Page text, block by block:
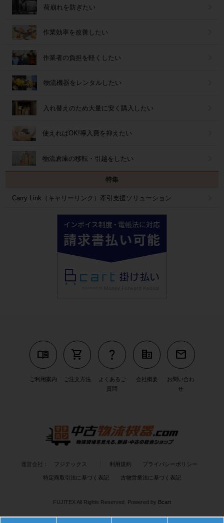
荷崩れを防ぎたい
作業効率を改善したい
作業者の負担を軽くしたい
物流機器をレンタルしたい
入れ替えのため大量に安く購入したい
使えればOK!導入費を抑えたい
物流倉庫の移転・引越をしたい
特集
Carry Link（キャリーリンク）牽引支援ソリューション
menu_book
ご利用案内
shopping_cart
ご注文方法
question_mark
よくあるご
質問
corporate_fare
会社概要
mail
お問い合わ
せ
運営会社： フジテックス 利用規約 プライバシーポリシー
特定商取引法に基づく表記 古物営業法に基づく表記
FUJITEX All Rights Reserved. Powered by Bcart